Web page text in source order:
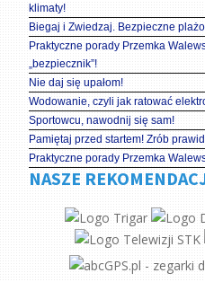
klimaty!
Biegaj i Zwiedzaj. Bezpieczne
Praktyczne porady Przemka
„bezpiecznik”!
Nie daj się upałom!
Wodowanie, czyli jak ratować
Sportowcu, nawodnij się sam!
Pamiętaj przed startem! Zrób
Praktyczne porady Przemka
NASZE